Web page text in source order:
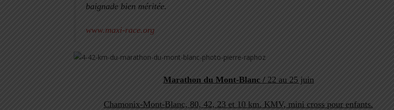
baignade bien méritée.
www.maxi-race.org
Marathon du Mont-Blanc / 22 au 25 juin
Chamonix-Mont-Blanc, 80, 42, 23 et 10 km. KMV, mini cross pour enfants.